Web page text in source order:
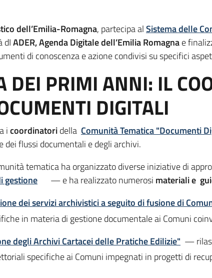
dell’Emilia-Romagna, partecipa alSistema delle
dIADER, Agenda Digitale dell’Emilia Romagnae
di conoscenza e azione condivisi su specifici
DEI PRIMI ANNI: IL
DIGITALI
icoordinatoridella Comunità Tematica "Documenti
dei flussi documentali e degli archivi.
tematica ha organizzato diverse iniziative di
gestione
— e ha realizzato numerosi materiali e
dei servizi archivistici a seguito di fusione di
in materia di gestione documentale ai Comuni
degli Archivi Cartacei delle Pratiche Edilizie" —
specifiche ai Comuni impegnati in progetti di